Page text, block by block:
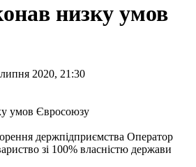
низку умов
2020, 21:30
держпідприємства Оператор
зі 100% власністю держави